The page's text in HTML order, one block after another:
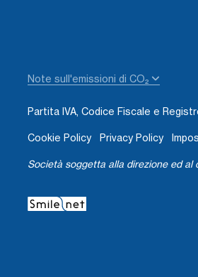
Note sull'emissioni di CO₂
Partita IVA, Codice Fiscale e
Cookie Policy Privacy Policy
Società soggetta alla direzione ed al